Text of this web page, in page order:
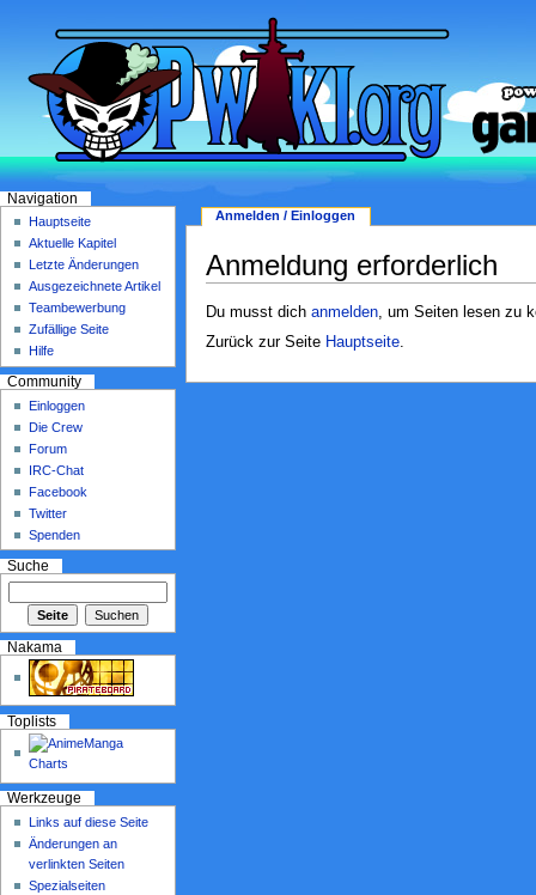
Anmeldung erforderlich
Du musst dich anmelden, um Seiten lesen zu
Zurück zur Seite Hauptseite.
Anmelden / Einloggen
Navigation
Hauptseite
Aktuelle Kapitel
Letzte Änderungen
Ausgezeichnete Artikel
Teambewerbung
Zufällige Seite
Hilfe
Community
Einloggen
Die Crew
Forum
IRC-Chat
Facebook
Twitter
Spenden
Suche
Nakama
Toplists
Werkzeuge
Links auf diese Seite
Änderungen an
verlinkten Seiten
Spezialseiten